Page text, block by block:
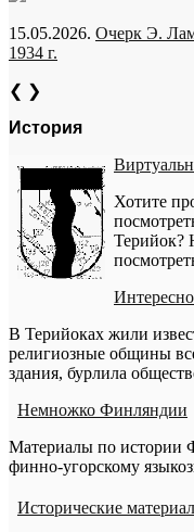
15.05.2026. Очерк Э.
1934 г.
❮ ❯
История
Хотите
Терийок?
В Терийоках жили
религиозные общины
здания, бурлила
Немножко Финляндии
Материалы по истории
финно-угорскому
Исторические